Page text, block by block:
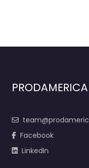
PRODAMERICA
Facebook
LinkedIn